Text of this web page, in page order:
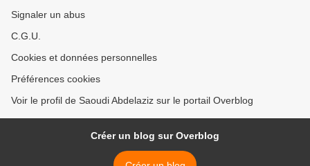
Signaler un abus
C.G.U.
Cookies et données personnelles
Préférences cookies
Voir le profil de Saoudi Abdelaziz sur le portail Overblog
Créer un blog sur Overblog